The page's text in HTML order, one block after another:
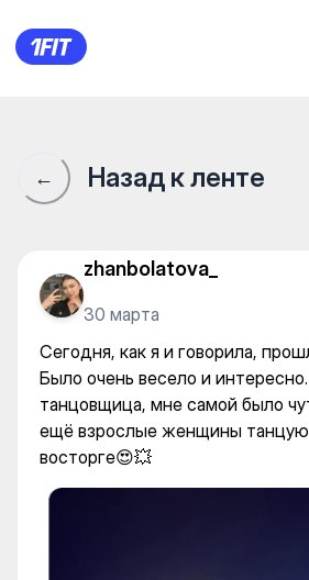
Восточные танцы
← Назад к ленте
zhanbolatova_
30 марта
Сегодня, как я и говорила,
Было очень весело и
танцовщица, мне самой было
ещё взрослые женщины
восторге😍💥